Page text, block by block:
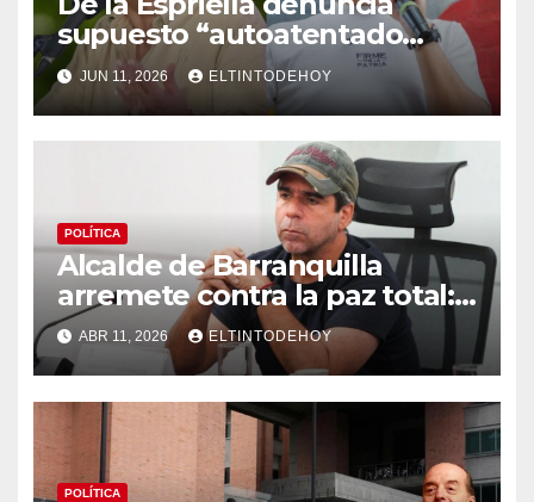
supuesto “autoatentado
legislativo” tras decisión de
suspender provisionalmente
a Petro
JUN 11, 2026 ELTINTODEHOY
POLÍTICA
Alcalde de Barranquilla
arremete contra la paz total:
«Protegen es a los bandidos»
ABR 11, 2026 ELTINTODEHOY
POLÍTICA